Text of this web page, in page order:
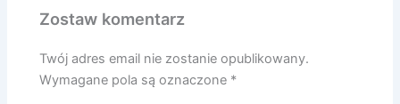
Zostaw komentarz
Twój adres email nie zostanie opublikowany.
Wymagane pola są oznaczone *